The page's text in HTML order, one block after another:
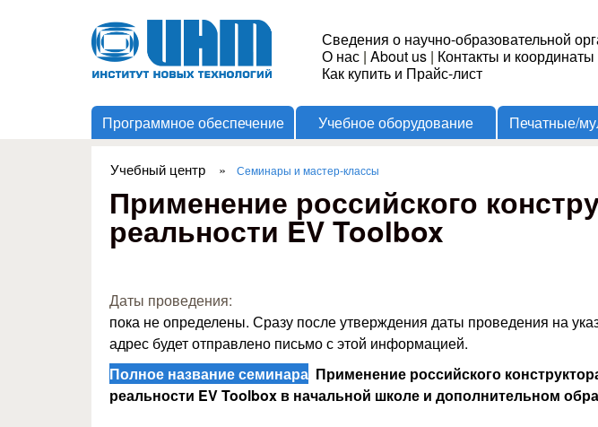
Институт
Новых
Технологий
Сведения о научно-образовательной
О нас | About us | Контакты и координаты
Как купить и Прайс-лист
Программное обеспечение Учебное оборудование Печатные/
Вы здесь
Учебный центр » Семинары и мастер-классы
Применение российского
реальности EV Toolbox
Даты проведения:
пока не определены. Сразу после утверждения даты проведения на
адрес будет отправлено письмо с этой информацией.
Полное название семинара Применение российского
реальности EV Toolbox в начальной школе и дополнительном